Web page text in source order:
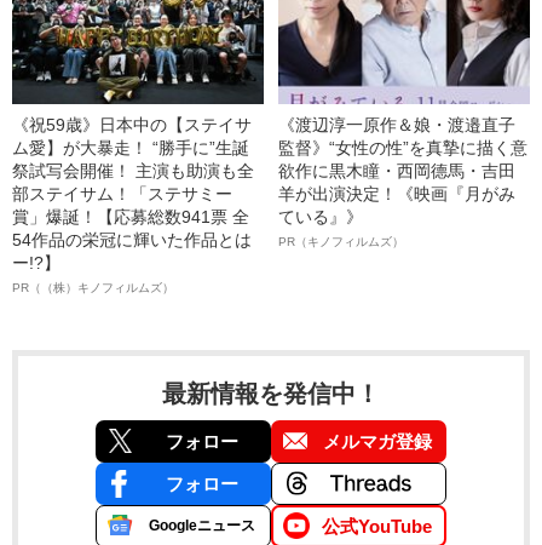
《祝59歳》日本中の【ステイサ
ム愛】が大暴走！ “勝手に”生誕
祭試写会開催！ 主演も助演も全
部ステイサム！「ステサミー
賞」爆誕！【応募総数941票 全
54作品の栄冠に輝いた作品とは
ー!?】
PR（（株）キノフィルムズ）
《渡辺淳一原作＆娘・渡邉直子
監督》“女性の性”を真摯に描く意
欲作に黒木瞳・西岡德馬・吉田
羊が出演決定！《映画『月がみ
ている』》
PR（キノフィルムズ）
最新情報を発信中！
フォロー メルマガ登録
フォロー
Googleニュース 公式YouTube